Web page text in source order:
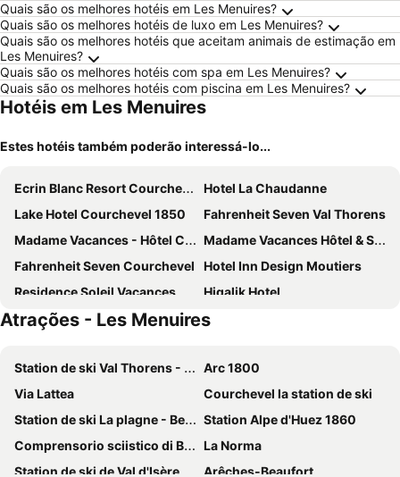
Quais são os melhores hotéis em Les Menuires?
Quais são os melhores hotéis de luxo em Les Menuires?
Quais são os melhores hotéis que aceitam animais de estimação em
Les Menuires?
Quais são os melhores hotéis com spa em Les Menuires?
Quais são os melhores hotéis com piscina em Les Menuires?
Hotéis em Les Menuires
Estes hotéis também poderão interessá-lo...
Ecrin Blanc Resort Courchevel
Hotel La Chaudanne
Lake Hotel Courchevel 1850
Fahrenheit Seven Val Thorens
Madame Vacances - Hôtel Courchevel Olympic
Madame Vacances Hôtel & Spa Le Mottaret
Fahrenheit Seven Courchevel
Hotel Inn Design Moutiers
Residence Soleil Vacances Les M Nuires
Higalik Hotel
Hotel Marielle
Best Western Coeur de Maurienne Hotel Restaurant & Spa
Belambra Clubs Les Menuires - Neige Et Ciel
Résidence Club Mmv Le Coeur Des Loges
Arcelle Appartements VTI
Le Portillo
Hotel Le Savoy
Hotel Le Roc
Snow Lodge Hotel Courchevel 1850
Hob Orelle - Les 3 Vallées Val Thorens
Hotel les Flocons Courchevel
Résidence La Rochetaillée
Atrações - Les Menuires
Station de ski Val Thorens - Les Trois Vallées
Arc 1800
Via Lattea
Courchevel la station de ski
Station de ski La plagne - Belle plagne
Station Alpe d'Huez 1860
Comprensorio sciistico di Bardonecchia
La Norma
Station de ski de Val d'Isère
Arêches-Beaufort